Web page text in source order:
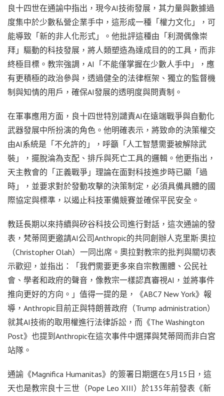
良十四世在通諭中指出，現今AI技術發展，其力量與數據過
度集中於少數私營企業手中，這形成一種「權力文化」，可
能導致「新的非人化形式」。他批評這種由「利潤偶像崇
拜」驅動的科技發展，將人類塑造為達成目的的工具，而非
終極目標。教宗強調，AI「不能僅掌握在少數人手中」，應
有更積極的政治參與，透過健全的法律框架、獨立的監督機
制與知情的用戶，確保AI發展的透明度與問責制。
在軍事應用方面，良十四世特別譴責AI在遠端戰爭與自動化
武器發展中所扮演的角色。他明確表示，將致命的決策權交
由AI系統是「不允許的」，呼籲「人工智慧需要被解除武
裝」，擺脫淪為支配、排斥與死亡工具的邏輯。他更指出，
天主教會的「正義戰爭」理論在面對科技進步時已顯「過
時」，並要求對於發動攻擊的決策制定，必須具備具體的國
際協定與標準，以遏止科技軍備競賽並確保平民安全。
教廷長期以來持續與矽谷科技公司進行對話，這次通諭的發
表，梵蒂岡更邀請AI公司Anthropic的共同創辦人克里斯·奧拉
（Christopher Olah）一同出席。奧拉對教宗的批判與關切表
示歡迎，並指出：「我們需要更多來自宗教團體、公民社
會、學者和政府的聲音，像教宗一樣認真審視AI，並將事件
推向更好的方向。」值得一提的是，《ABC7 New York》報
導，Anthropic目前正與特朗普政府（Trump administration）
就其AI技術的取用權進行法律訴訟，而《The Washington
Post》也提到Anthropic在這次事件中選擇與梵蒂岡而非白宮
站隊。
通諭《Magnifica Humanitas》的簽署日期選在5月15日，這
天也是教宗良十三世（Pope Leo XIII）於135年前發表《新